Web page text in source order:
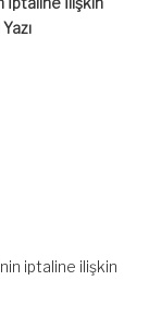
iptaline ilişkin